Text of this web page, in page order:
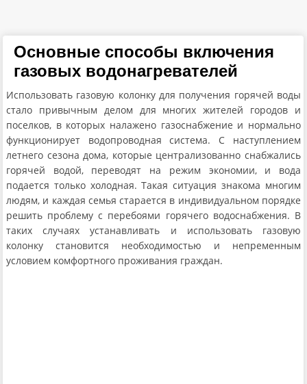
Основные способы включения
газовых водонагревателей
Использовать газовую колонку для получения горячей воды
стало привычным делом для многих жителей городов и
поселков, в которых налажено газоснабжение и нормально
функционирует водопроводная система. С наступлением
летнего сезона дома, которые централизованно снабжались
горячей водой, переводят на режим экономии, и вода
подается только холодная. Такая ситуация знакома многим
людям, и каждая семья старается в индивидуальном порядке
решить проблему с перебоями горячего водоснабжения. В
таких случаях устанавливать и использовать газовую
колонку становится необходимостью и непременным
условием комфортного проживания граждан.